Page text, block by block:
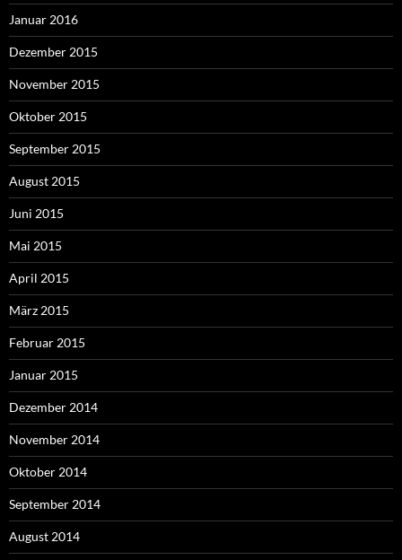
Januar 2016
Dezember 2015
November 2015
Oktober 2015
September 2015
August 2015
Juni 2015
Mai 2015
April 2015
März 2015
Februar 2015
Januar 2015
Dezember 2014
November 2014
Oktober 2014
September 2014
August 2014